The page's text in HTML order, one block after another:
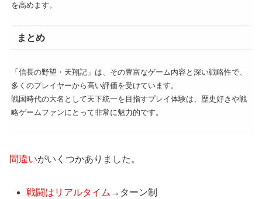
を高めます。
まとめ
「信長の野望・天翔記」は、その豊富なゲーム内容と深い戦略性で、
多くのプレイヤーから高い評価を受けています。
戦国時代の大名として天下統一を目指すプレイ体験は、歴史好きや戦
略ゲームファンにとって非常に魅力的です。
間違いがいくつかありました。
戦闘はリアルタイム →ターン制